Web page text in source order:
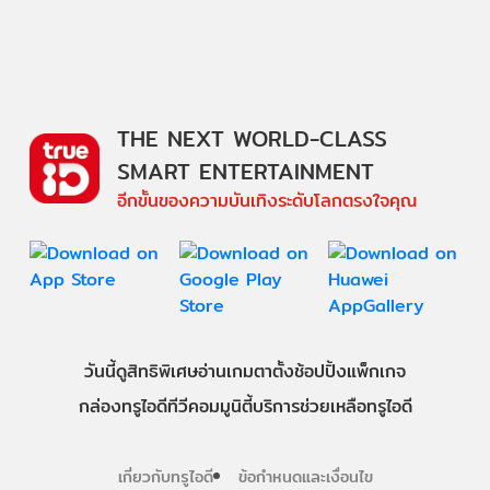
THE NEXT WORLD-CLASS
SMART ENTERTAINMENT
อีกขั้นของความบันเทิงระดับโลกตรงใจคุณ
วันนี้ดูสิทธิพิเศษอ่านเกมตาตั้งช้อปปิ้งแพ็กเกจ
กล่องทรูไอดีทีวีคอมมูนิตี้บริการช่วยเหลือทรูไอดี
เกี่ยวกับทรูไอดี ข้อกำหนดและเงื่อนไข